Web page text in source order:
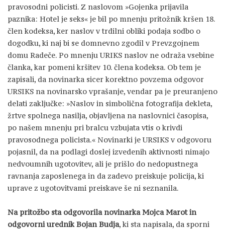
pravosodni policisti. Z naslovom »Gojenka prijavila
paznika: Hotel je seks« je bil po mnenju pritožnik kršen 18.
člen kodeksa, ker naslov v trdilni obliki podaja sodbo o
dogodku, ki naj bi se domnevno zgodil v Prevzgojnem
domu Radeče. Po mnenju URIKS naslov ne odraža vsebine
članka, kar pomeni kršitev 10. člena kodeksa. Ob tem je
zapisali, da novinarka sicer korektno povzema odgovor
URSIKS na novinarsko vprašanje, vendar pa je preuranjeno
delati zaključke: »Naslov in simbolična fotografija dekleta,
žrtve spolnega nasilja, objavljena na naslovnici časopisa,
po našem mnenju pri bralcu vzbujata vtis o krivdi
pravosodnega policista.« Novinarki je URSIKS v odgovoru
pojasnil, da na podlagi doslej izvedenih aktivnosti nimajo
nedvoumnih ugotovitev, ali je prišlo do nedopustnega
ravnanja zaposlenega in da zadevo preiskuje policija, ki
uprave z ugotovitvami preiskave še ni seznanila.
Na pritožbo sta odgovorila novinarka Mojca Marot in
odgovorni urednik Bojan Budja, ki sta napisala, da sporni